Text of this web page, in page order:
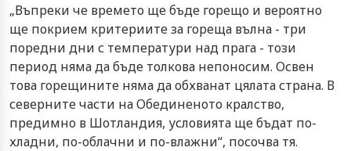
„Въпреки че времето ще бъде горещо и вероятно
ще покрием критериите за гореща вълна - три
поредни дни с температури над прага - този
период няма да бъде толкова непоносим. Освен
това горещините няма да обхванат цялата страна. В
северните части на Обединеното кралство,
предимно в Шотландия, условията ще бъдат по-
хладни, по-облачни и по-влажни“, посочва тя.